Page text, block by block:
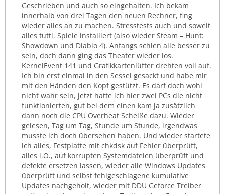
Geschrieben und auch so eingehalten. Ich bekam
innerhalb von drei Tagen den neuen Rechner, fing
wieder alles an zu machen. Stresstests auch und soweit
alles tutti. Spiele installiert (also wieder Steam – Hunt:
Showdown und Diablo 4). Anfangs schien alle besser zu
sein, doch dann ging das Theater wieder los.
KernelEvent 141 und Grafikkartenlüfter drehten voll auf.
Ich bin erst einmal in den Sessel gesackt und habe mir
mit den Händen den Kopf gestützt. Es darf doch wohl
nicht wahr sein, jetzt hatte ich hier zwei PCs die nicht
funktionierten, gut bei dem einen kam ja zusätzlich
dann noch die CPU Overheat Scheiße dazu. Wieder
gelesen, Tag um Tag, Stunde um Stunde, irgendwas
musste ich doch übersehen haben. Und wieder startete
ich alles, Festplatte mit chkdsk auf Fehler überprüft,
alles i.O., auf korrupten Systemdateien überprüft und
defekte ersetzen lassen, wieder alle Windows Updates
überprüft und selbst fehlgeschlagene kumulative
Updates nachgeholt, wieder mit DDU Geforce Treiber